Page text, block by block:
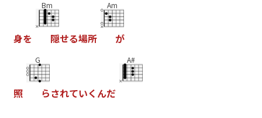
身を
Bm
隠せる場所
Am
が
照
G
らされていく んだ
A#